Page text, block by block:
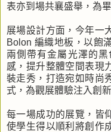
表亦到場共襄盛舉，為
展場設計方面，今年一
Bolon 編織地板，以飽
兩側帶有金屬光澤的
感，提升整體空間表現
裝走秀，打造宛如時尚
式，為觀展體驗注入創
每一場成功的展覽，皆
使學生得以順利將創作